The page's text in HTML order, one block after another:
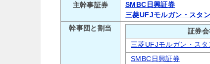
主幹事証券
SMBC日興証券
三菱UFJモルガン・スタ
幹事団と割当
証券
三菱UFJモルガン・スタ
SMBC日興証券